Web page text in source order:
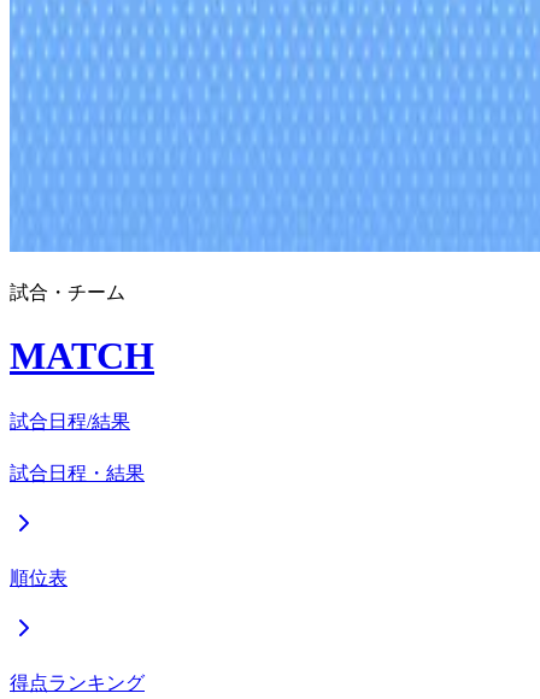
試合・チーム
MATCH
試合日程/結果
試合日程・結果
順位表
得点ランキング